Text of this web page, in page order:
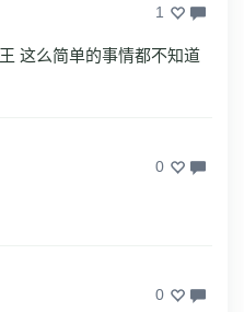
1
这么简单的事情都不知道
0
0